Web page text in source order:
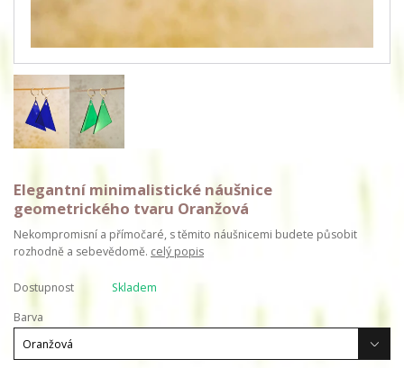
Elegantní minimalistické náušnice
geometrického tvaru Oranžová
Nekompromisní a přímočaré, s těmito náušnicemi budete působit
rozhodně a sebevědomě. celý popis
Dostupnost
Skladem
Barva